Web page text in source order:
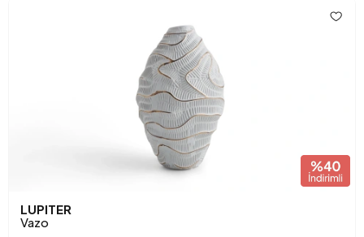
LUPITER
Vazo